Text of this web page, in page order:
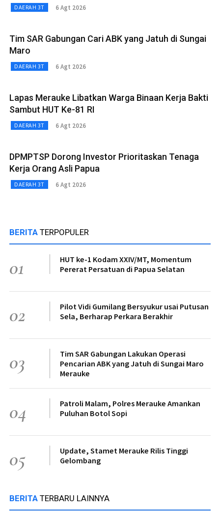
DAERAH 3T 6 Agt 2026
Tim SAR Gabungan Cari ABK yang Jatuh di Sungai
Maro
DAERAH 3T 6 Agt 2026
Lapas Merauke Libatkan Warga Binaan Kerja Bakti
Sambut HUT Ke-81 RI
DAERAH 3T 6 Agt 2026
DPMPTSP Dorong Investor Prioritaskan Tenaga
Kerja Orang Asli Papua
DAERAH 3T 6 Agt 2026
BERITA TERPOPULER
01
HUT ke-1 Kodam XXIV/MT, Momentum
Pererat Persatuan di Papua Selatan
02
Pilot Vidi Gumilang Bersyukur usai Putusan
Sela, Berharap Perkara Berakhir
03
Tim SAR Gabungan Lakukan Operasi
Pencarian ABK yang Jatuh di Sungai Maro
Merauke
04
Patroli Malam, Polres Merauke Amankan
Puluhan Botol Sopi
05
Update, Stamet Merauke Rilis Tinggi
Gelombang
BERITA TERBARU LAINNYA